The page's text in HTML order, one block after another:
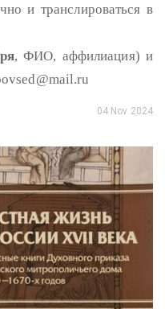
и транслироваться в
, ФИО, аффилиация) и
04 Nov 2024